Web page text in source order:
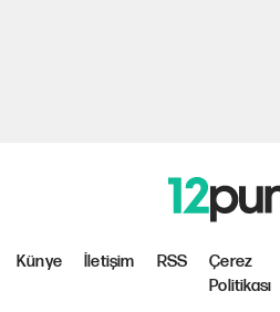
Künye İletişim RSS
Çerez
Politikası